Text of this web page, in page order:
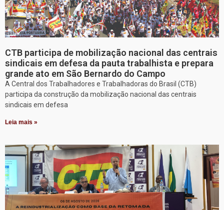
CTB participa de mobilização nacional das centrais
sindicais em defesa da pauta trabalhista e prepara
grande ato em São Bernardo do Campo
A Central dos Trabalhadores e Trabalhadoras do Brasil (CTB)
participa da construção da mobilização nacional das centrais
sindicais em defesa
Leia mais »